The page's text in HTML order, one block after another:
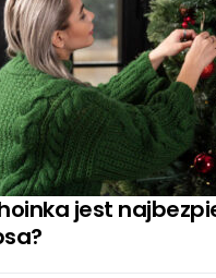
jest